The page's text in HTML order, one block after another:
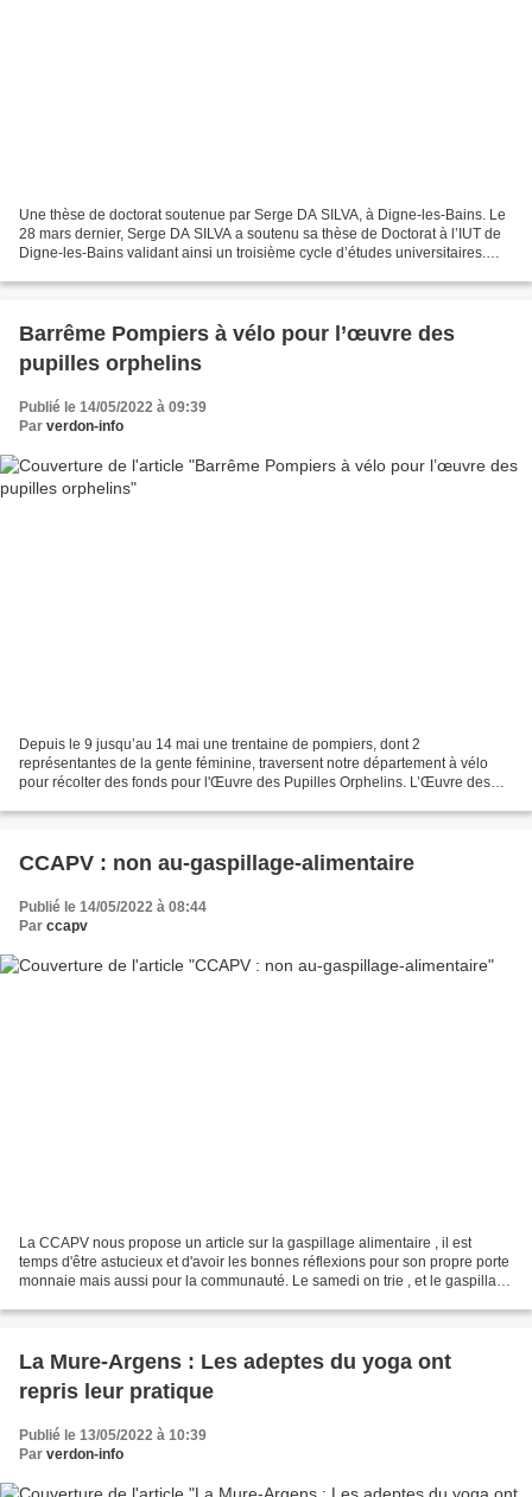
Une thèse de doctorat soutenue par Serge DA SILVA, à Digne-les-Bains. Le
28 mars dernier, Serge DA SILVA a soutenu sa thèse de Doctorat à l’IUT de
Digne-les-Bains validant ainsi un troisième cycle d’études universitaires.
Barrême Pompiers à vélo pour l’œuvre des
pupilles orphelins
Publié le 14/05/2022 à 09:39
Par verdon-info
Depuis le 9 jusqu’au 14 mai une trentaine de pompiers, dont 2
représentantes de la gente féminine, traversent notre département à vélo
pour récolter des fonds pour l'Œuvre des Pupilles Orphelins. L’Œuvre des
CCAPV : non au-gaspillage-alimentaire
Publié le 14/05/2022 à 08:44
Par ccapv
La CCAPV nous propose un article sur la gaspillage alimentaire , il est
temps d'être astucieux et d'avoir les bonnes réflexions pour son propre porte
monnaie mais aussi pour la communauté. Le samedi on trie , et le gaspillage
La Mure-Argens : Les adeptes du yoga ont
repris leur pratique
Publié le 13/05/2022 à 10:39
Par verdon-info